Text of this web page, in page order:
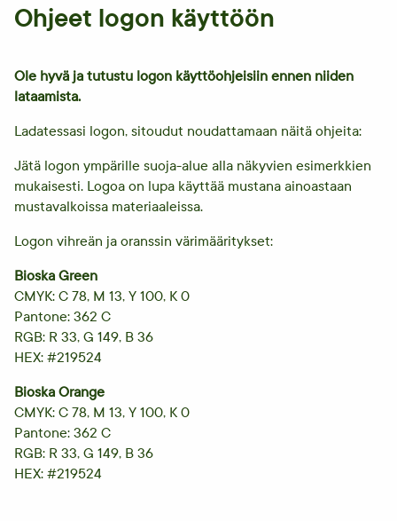
Ohjeet logon käyttöön
Ole hyvä ja tutustu logon käyttöohjeisiin ennen niiden
lataamista.
Ladatessasi logon, sitoudut noudattamaan näitä ohjeita:
Jätä logon ympärille suoja-alue alla näkyvien esimerkkien
mukaisesti. Logoa on lupa käyttää mustana ainoastaan
mustavalkoissa materiaaleissa.
Logon vihreän ja oranssin värimääritykset:
Bioska Green
CMYK: C 78, M 13, Y 100, K 0
Pantone: 362 C
RGB: R 33, G 149, B 36
HEX: #219524
Bioska Orange
CMYK: C 78, M 13, Y 100, K 0
Pantone: 362 C
RGB: R 33, G 149, B 36
HEX: #219524